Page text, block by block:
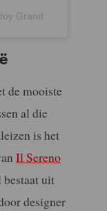
de mooiste
al die
is het
Il Sereno
uit
designer